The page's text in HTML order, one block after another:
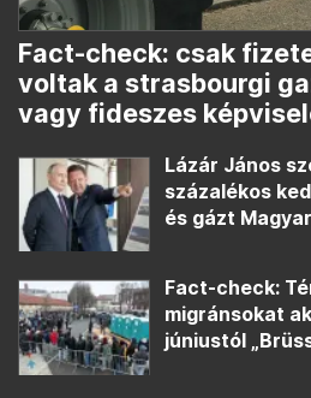
Fact-check: csak
voltak a strasbourgi
vagy fideszes
Lázár János
százalékos
és gázt
Fact-check:
migránsokat
júniustól